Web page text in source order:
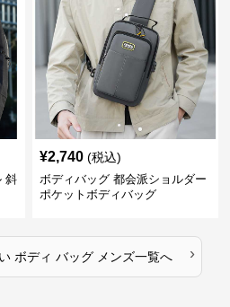
斜
¥2,740 (税込)
ボディバッグ 都会派ショルダー
ポケットボディバッグ
ボディ バッグ メンズ一覧へ ›